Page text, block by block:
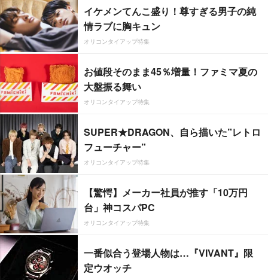
イケメンてんこ盛り！尊すぎる男子の純
情ラブに胸キュン
オリコンタイアップ特集
お値段そのまま45％増量！ファミマ夏の
大盤振る舞い
オリコンタイアップ特集
SUPER★DRAGON、自ら描いた”レトロ
フューチャー”
オリコンタイアップ特集
【驚愕】メーカー社員が推す「10万円
台」神コスパPC
オリコンタイアップ特集
一番似合う登場人物は…『VIVANT』限
定ウオッチ